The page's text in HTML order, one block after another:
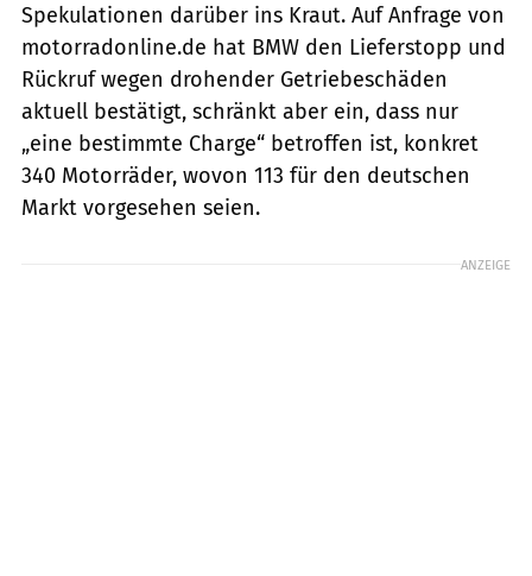
Spekulationen darüber ins Kraut. Auf Anfrage von
motorradonline.de hat BMW den Lieferstopp und
Rückruf wegen drohender Getriebeschäden
aktuell bestätigt, schränkt aber ein, dass nur
„eine bestimmte Charge“ betroffen ist, konkret
340 Motorräder, wovon 113 für den deutschen
Markt vorgesehen seien.
ANZEIGE